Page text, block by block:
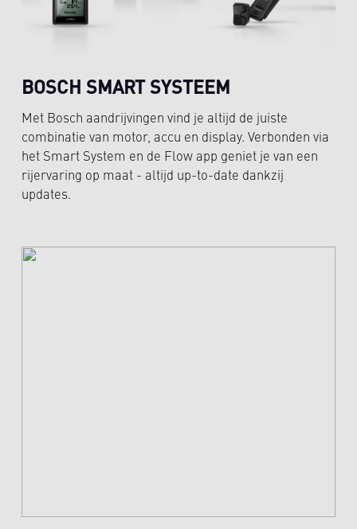
BOSCH SMART SYSTEEM
Met Bosch aandrijvingen vind je altijd de juiste
combinatie van motor, accu en display. Verbonden via
het Smart System en de Flow app geniet je van een
rijervaring op maat - altijd up-to-date dankzij
updates.